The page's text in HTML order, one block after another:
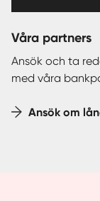
Våra partners
Ansök och ta
med våra
Ansök om